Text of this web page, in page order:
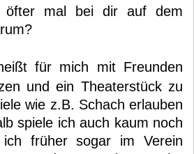
öfter mal bei dir auf dem
für mich mit Freunden
und ein Theaterstück zu
wie z.B. Schach erlauben
spiele ich auch kaum noch
ich früher sogar im Verein